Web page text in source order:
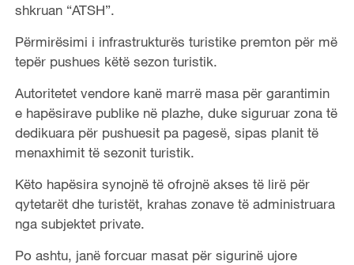
shkruan “ATSH”.
Përmirësimi i infrastrukturës turistike premton për më
tepër pushues këtë sezon turistik.
Autoritetet vendore kanë marrë masa për garantimin
e hapësirave publike në plazhe, duke siguruar zona të
dedikuara për pushuesit pa pagesë, sipas planit të
menaxhimit të sezonit turistik.
Këto hapësira synojnë të ofrojnë akses të lirë për
qytetarët dhe turistët, krahas zonave të administruara
nga subjektet private.
Po ashtu, janë forcuar masat për sigurinë ujore